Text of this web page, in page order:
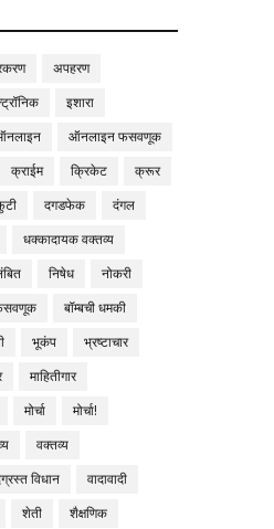
अपहरण
इशारा
ऑनलाइन फसवणूक
क्राईम क्रिकेट
क्रूर
दगडफेक
दंगल
धक्कादायक वक्तव्य
निषेध
नोकरी
बॉम्बची धमकी
भूकंप
भ्रष्टाचार
माहितीगार
मोर्चा
मोर्चा!
वक्तव्य
विधान
वादावादी
शेती
शैक्षणिक